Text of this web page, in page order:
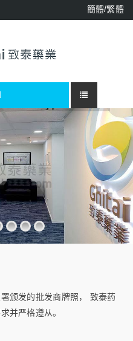
簡體/繁體
颁发的批发商牌照， 致泰药
并严格遵从。